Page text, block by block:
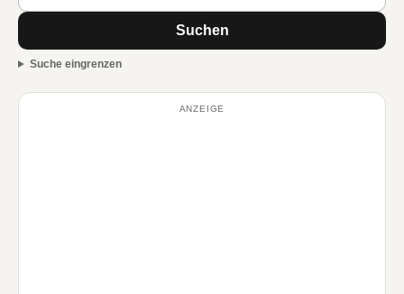
Suchen
Suche eingrenzen
ANZEIGE